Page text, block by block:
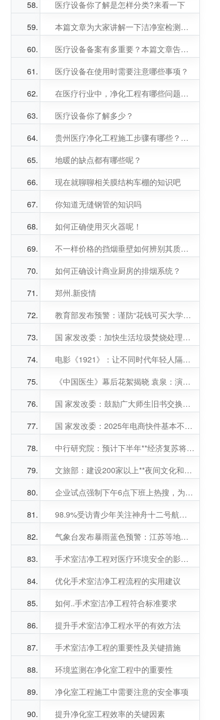
医疗设备你了解是怎样分类?来看一下
本篇文章为大家讲解一下洁净室检测的浮游菌测试
医疗设备备案有多重要？本篇文章告诉您
医疗设备在使用时需要注意哪些事项？
在医疗行业中，净化工程有哪些问题呢？
医疗设备你了解多少？
贵州医疗净化工程施工步骤有哪些？我们来了解一下吧
地暖的缺点都有哪些呢？
现在就聊聊相关膜结构车棚的知识吧
你知道无缝钢管的知识吗
如何正确使用灭火器呢！
不一样价格的挡烟垂壁如何辨别其质量好坏？
如何正确设计商业厨房的排烟系统？
郑州.新疫情
教育部发布预警：谨防“花钱可买大学名额”等诈骗
国 家发改委：加快生活垃圾焚烧处理设施建设
电影《1921》：让不同时代年轻人隔空对话
《中国医生》幕后花絮揭晓 袁泉：演员靠眼神表达情绪
国 家发改委：鼓励广大师生旧书交换使用
国 家发改委：2025年电商快件基本不再二次包装
中行研究院：预计下半年**经济复苏将进一步提速
文旅部：建设200家以上**夜间文化和旅游消费集聚区
企业试点强制下午6点下班上热搜，为啥正常下班反成福利
98.9%受访青少年关注神舟十二号航天员出征太空
气象台发布暴雨蓝色预警：江苏等地局地有大暴雨
手术室洁净工程对医疗环境安全的影响分析
优化手术室洁净工程流程的实用建议
如何..手术室洁净工程符合标准要求
提升手术室洁净工程水平的有效方法
手术室洁净工程的重要性及关键措施
环境监测在净化室工程中的重要性
净化室工程施工中需要注意的安全事项
提升净化室工程效率的关键因素